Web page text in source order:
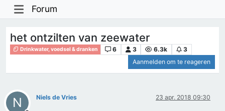
Forum
het ontzilten van zeewater
Drinkwater, voedsel & dranken 6 3 6.3k
3
Aanmelden om te reageren
N Niels de Vries 23 apr. 2018 09:30